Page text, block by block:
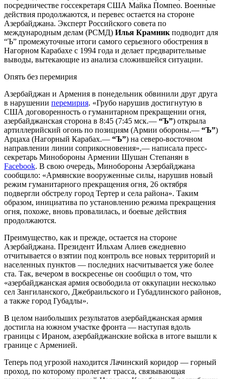
посредничестве госсекретаря США Майка Помпео. Военные
действия продолжаются, и перевес остается на стороне
Азербайджана. Эксперт Российского совета по
международным делам (РСМД) Илья Крамник подводит для
“Ъ” промежуточные итоги самого серьезного обострения в
Нагорном Карабахе с 1994 года и делает предварительные
выводы, вытекающие из анализа сложившейся ситуации.
Опять без перемирия
Азербайджан и Армения в понедельник обвинили друг друга
в нарушении перемирия. «Грубо нарушив достигнутую в
США договоренность о гуманитарном прекращении огня,
азербайджанская сторона в 8:45 (7:45 мск.— “Ъ”) открыла
артиллерийский огонь по позициям (Армии обороны.— “Ъ”)
Арцаха (Нагорный Карабах.— “Ъ”) на северо-восточном
направлении линии соприкосновения»,— написала пресс-
секретарь Минобороны Армении Шушан Степанян в
Facebook. В свою очередь, Минобороны Азербайджана
сообщило: «Армянские вооруженные силы, нарушив новый
режим гуманитарного прекращения огня, 26 октября
подвергли обстрелу город Тертер и села района». Таким
образом, инициатива по установлению режима прекращения
огня, похоже, вновь провалилась, и боевые действия
продолжаются.
Преимущество, как и прежде, остается на стороне
Азербайджана. Президент Ильхам Алиев ежедневно
отчитывается о взятии под контроль все новых территорий и
населенных пунктов — последних насчитывается уже более
ста. Так, вечером в воскресенье он сообщил о том, что
«азербайджанская армия освободила от оккупации несколько
сел Зангиланского, Джебраильского и Губадлинского районов,
а также город Губадлы».
В целом наибольших результатов азербайджанская армия
достигла на южном участке фронта — наступая вдоль
границы с Ираном, азербайджанские войска в итоге вышли к
границе с Арменией.
Теперь под угрозой находится Лачинский коридор — горный
проход, по которому пролегает трасса, связывающая